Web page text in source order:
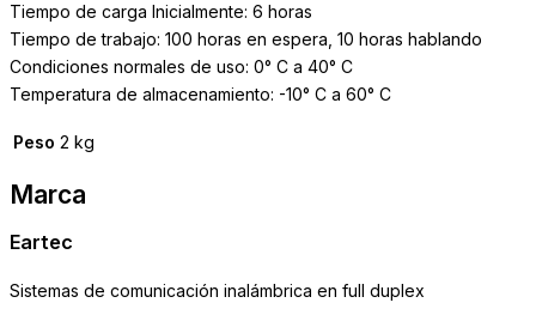
Tiempo de carga Inicialmente: 6 horas
Tiempo de trabajo: 100 horas en espera, 10 horas hablando
Condiciones normales de uso: 0° C a 40° C
Temperatura de almacenamiento: -10° C a 60° C
Peso 2 kg
Marca
Eartec
Sistemas de comunicación inalámbrica en full duplex